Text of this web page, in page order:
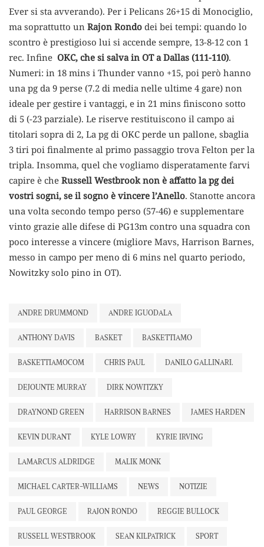
Ever si sta avverando). Per i Pelicans 26+15 di Monociglio,
ma soprattutto un Rajon Rondo dei bei tempi: quando lo
scontro è prestigioso lui si accende sempre, 13-8-12 con 1
rec. Infine OKC, che si salva in OT a Dallas (111-110).
Numeri: in 18 mins i Thunder vanno +15, poi però hanno
una pg da 9 perse (7.2 di media nelle ultime 4 gare) non
ideale per gestire i vantaggi, e in 21 mins finiscono sotto
di 5 (-23 parziale). Le riserve restituiscono il campo ai
titolari sopra di 2, La pg di OKC perde un pallone, sbaglia
3 tiri poi finalmente al primo passaggio trova Felton per la
tripla. Insomma, quel che vogliamo disperatamente farvi
capire è che Russell Westbrook non è affatto la pg dei
vostri sogni, se il sogno è vincere l’Anello. Stanotte ancora
una volta secondo tempo perso (57-46) e supplementare
vinto grazie alle difese di PG13m contro una squadra con
poco interesse a vincere (migliore Mavs, Harrison Barnes,
messo in campo per meno di 6 mins nel quarto periodo,
Nowitzky solo pino in OT).
ANDRE DRUMMOND ANDRE IGUODALA
ANTHONY DAVIS BASKET BASKETTIAMO
BASKETTIAMOCOM CHRIS PAUL DANILO GALLINARI.
DEJOUNTE MURRAY DIRK NOWITZKY
DRAYNOND GREEN HARRISON BARNES JAMES HARDEN
KEVIN DURANT KYLE LOWRY KYRIE IRVING
LAMARCUS ALDRIDGE MALIK MONK
MICHAEL CARTER-WILLIAMS NEWS NOTIZIE
PAUL GEORGE RAJON RONDO REGGIE BULLOCK
RUSSELL WESTBROOK SEAN KILPATRICK SPORT